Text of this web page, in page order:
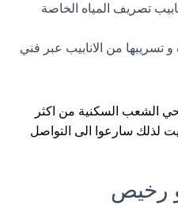
تصريف المياه الخاصة
تسريبها من الانابيب عبر فني
الشعب السكنية من اكثر
لذلك سارعوا الى التواصل
رخيص